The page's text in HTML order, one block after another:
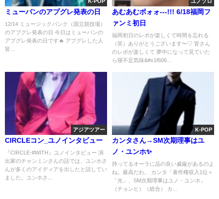
K-POP
ミューバンのアプグレ発表の日
12/14 ミュージックバンク（国立競技場）
のアプグレ発表の日 今日はミューバンの
アプグレ発表の日です🔥 アプグレした人
皆...
ユノソロ
あむあむポォォ---!!! 6/18福岡フ
ァンミ初日
福岡初日のレポが楽しくて時間を忘れる
（笑）ありがとうございます〜♡ 皆さん
のレポが楽しくて 夢中になって見ていた
ら寝不足気味&#x1f606...
アジアツアー
CIRCLEコン_ユノインタビュー
『CIRCLE-#WITH』ユノインタビュー 演
出家のチャンミンさんの話では、ユンホさ
んが多くのアイディアを出したと話してい
ました。ユンホさ...
K-POP
カンタさん→SM次期理事はユ
ノ・ユンホ✨
持ってるオーラに品の良い威厳があるのよ
ね。最高だわ。 カンタ「著作権収入1位＝
「光」、SM次期理事はユノ・ユンホ」
（チョンヒ）（総合） カ...